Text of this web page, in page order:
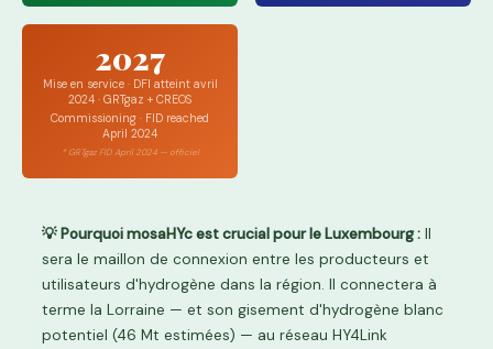
2027
Mise en service · DFI atteint avril
2024 · GRTgaz + CREOS
Commissioning · FID reached
April 2024
* GRTgaz FID April 2024 — officiel
💡 Pourquoi mosaHYc est crucial pour le Luxembourg :Il
sera le maillon de connexion entre les producteurs et
utilisateurs d'hydrogène dans la région. Il connectera à
terme la Lorraine — et son gisement d'hydrogène blanc
potentiel (46 Mt estimées) — au réseau HY4Link